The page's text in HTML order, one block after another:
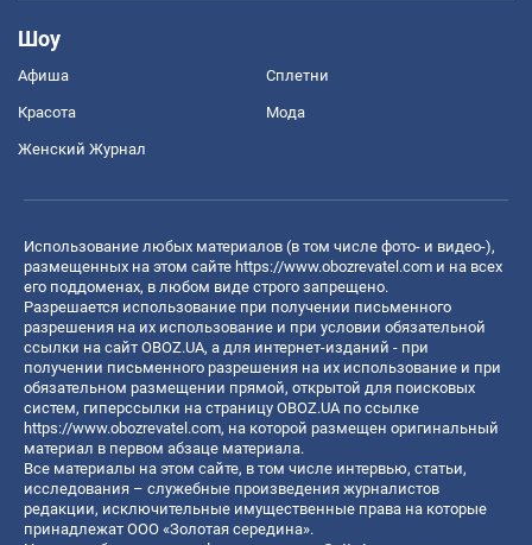
Шоу
Афиша Сплетни
Красота Мода
Женский Журнал
Использование любых материалов (в том числе фото- и видео-),
размещенных на этом сайте https://www.obozrevatel.com и на всех
его поддоменах, в любом виде строго запрещено.
Разрешается использование при получении письменного
разрешения на их использование и при условии обязательной
ссылки на сайт OBOZ.UA, а для интернет-изданий - при
получении письменного разрешения на их использование и при
обязательном размещении прямой, открытой для поисковых
систем, гиперссылки на страницу OBOZ.UA по ссылке
https://www.obozrevatel.com, на которой размещен оригинальный
материал в первом абзаце материала.
Все материалы на этом сайте, в том числе интервью, статьи,
исследования – служебные произведения журналистов
редакции, исключительные имущественные права на которые
принадлежат ООО «Золотая середина».